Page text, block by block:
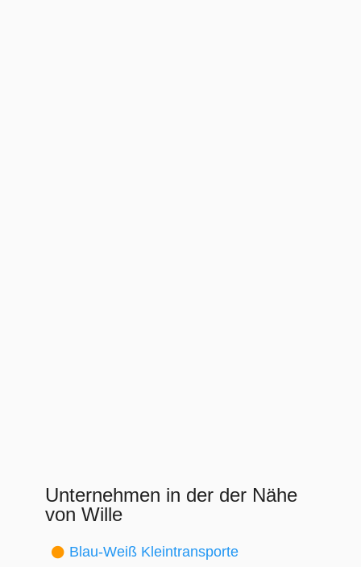
Unternehmen in der der Nähe
von Wille
Blau-Weiß Kleintransporte